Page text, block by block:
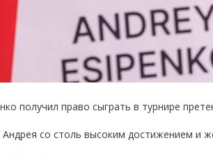
получил право сыграть в турнире
со столь высоким достижением и